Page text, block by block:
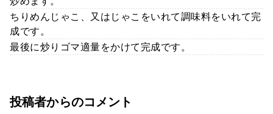
ちりめんじゃこ、又はじゃこをいれて調味料をいれて完
成です。
最後に炒りゴマ適量をかけて完成です。
投稿者からのコメント